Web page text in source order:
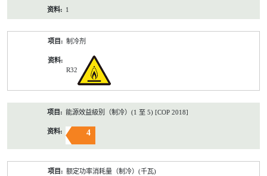
1
制冷剂
R32
能源效益級別（制冷）(1 至 5) [COP 2018]
4
额定功率消耗量（制冷）(千瓦)